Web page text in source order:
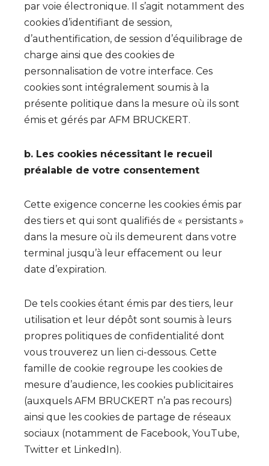
par voie électronique. Il s’agit notamment des
cookies d’identifiant de session,
d’authentification, de session d’équilibrage de
charge ainsi que des cookies de
personnalisation de votre interface. Ces
cookies sont intégralement soumis à la
présente politique dans la mesure où ils sont
émis et gérés par AFM BRUCKERT.
b. Les cookies nécessitant le recueil
préalable de votre consentement
Cette exigence concerne les cookies émis par
des tiers et qui sont qualifiés de « persistants »
dans la mesure où ils demeurent dans votre
terminal jusqu’à leur effacement ou leur
date d’expiration.
De tels cookies étant émis par des tiers, leur
utilisation et leur dépôt sont soumis à leurs
propres politiques de confidentialité dont
vous trouverez un lien ci-dessous. Cette
famille de cookie regroupe les cookies de
mesure d’audience, les cookies publicitaires
(auxquels AFM BRUCKERT n’a pas recours)
ainsi que les cookies de partage de réseaux
sociaux (notamment de Facebook, YouTube,
Twitter et LinkedIn).